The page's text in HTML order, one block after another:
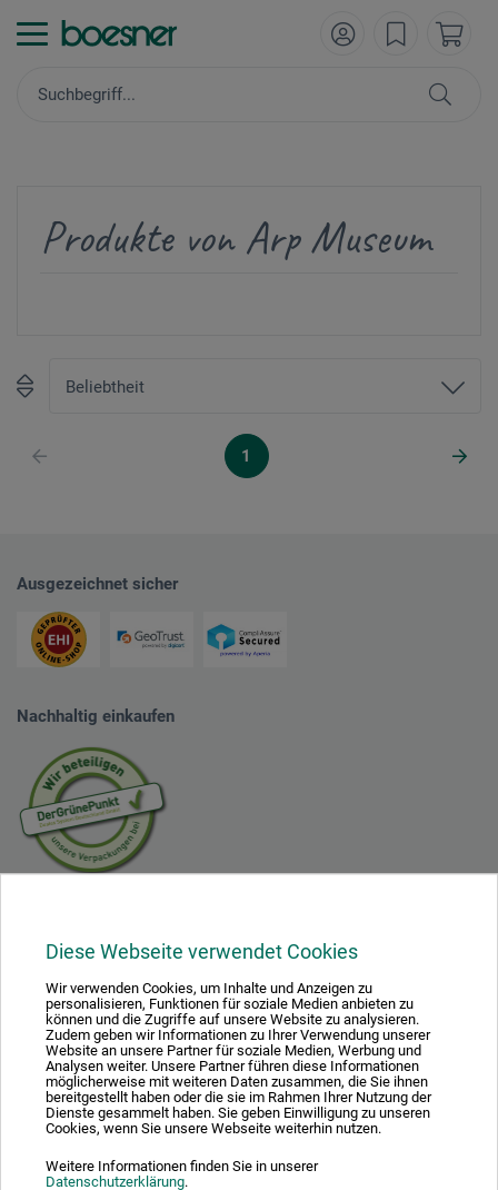
Diese Webseite verwendet Cookies
Wir verwenden Cookies, um Inhalte und Anzeigen zu
personalisieren, Funktionen für soziale Medien anbieten zu
können und die Zugriffe auf unsere Website zu analysieren.
Zudem geben wir Informationen zu Ihrer Verwendung unserer
Website an unsere Partner für soziale Medien, Werbung und
Analysen weiter. Unsere Partner führen diese Informationen
möglicherweise mit weiteren Daten zusammen, die Sie ihnen
bereitgestellt haben oder die sie im Rahmen Ihrer Nutzung der
Dienste gesammelt haben. Sie geben Einwilligung zu unseren
Cookies, wenn Sie unsere Webseite weiterhin nutzen.
Weitere Informationen finden Sie in unserer
Datenschutzerklärung.
Produkte von Arp Museum
1
Ausgezeichnet sicher
Nachhaltig einkaufen
entnehmen.
Zahlungsarten im Onlineshop
Das sagen unsere Kunden